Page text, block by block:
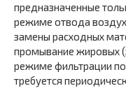
предназначенные
режиме отвода
замены расходных
промывание жировых
режиме фильтрации
требуется